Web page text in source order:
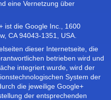
eine Vernetzung über
ist die Google Inc., 1600
CA 94043-1351, USA.
dieser Internetseite, die
betrieben wird und
integriert wurde, wird der
System der
die jeweilige Google+
der entsprechenden